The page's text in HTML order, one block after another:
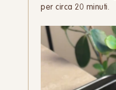
per circa 20 minuti.